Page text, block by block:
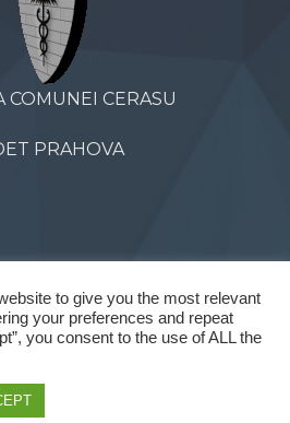
COMUNEI CERASU
PRAHOVA
2003
to give you the most relevant
your preferences and repeat
you consent to the use of ALL the